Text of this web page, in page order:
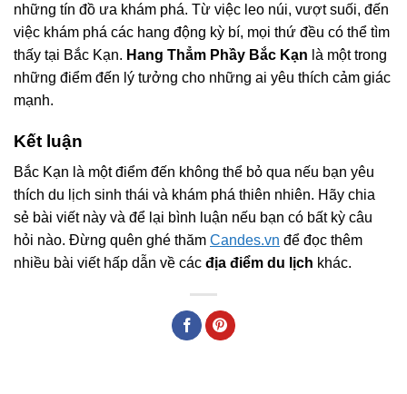
những tín đồ ưa khám phá. Từ việc leo núi, vượt suối, đến
việc khám phá các hang động kỳ bí, mọi thứ đều có thể tìm
thấy tại Bắc Kạn. Hang Thẳm Phầy Bắc Kạn là một trong
những điểm đến lý tưởng cho những ai yêu thích cảm giác
mạnh.
Kết luận
Bắc Kạn là một điểm đến không thể bỏ qua nếu bạn yêu
thích du lịch sinh thái và khám phá thiên nhiên. Hãy chia
sẻ bài viết này và để lại bình luận nếu bạn có bất kỳ câu
hỏi nào. Đừng quên ghé thăm Candes.vn để đọc thêm
nhiều bài viết hấp dẫn về các địa điểm du lịch khác.